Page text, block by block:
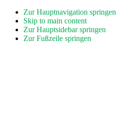
Zur Hauptnavigation springen
Skip to main content
Zur Hauptsidebar springen
Zur Fußzeile springen